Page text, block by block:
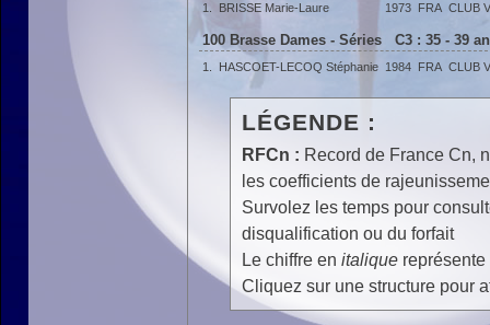
1. BRISSE Marie-Laure 1973 FRA CLUB
100 Brasse Dames - Séries C3 : 35 - 39
1. HASCOET-LECOQ Stéphanie 1984 FRA CLUB
LÉGENDE :
RFCn : Record de France Cn,
les coefficients de
Survolez les temps pour
disqualification ou du forfait
Le chiffre en italiquereprésente
Cliquez sur une structure pour